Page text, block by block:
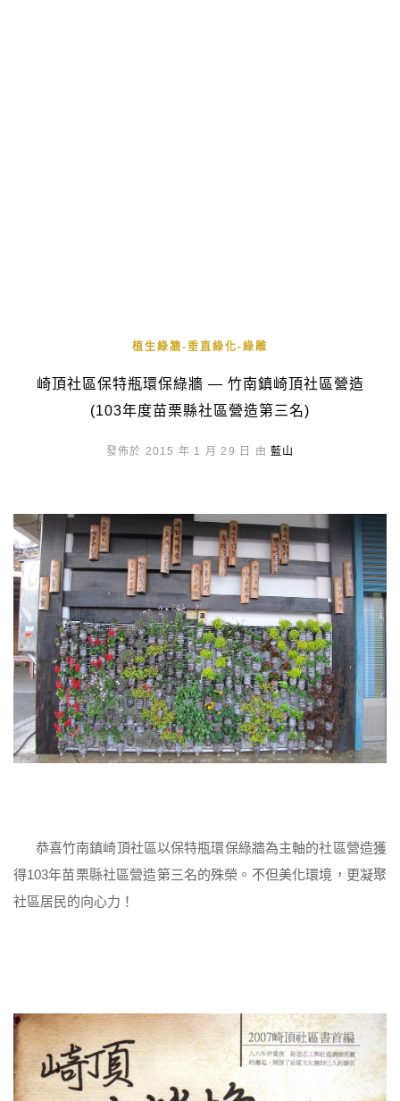
植生綠牆-垂直綠化-綠雕
崎頂社區保特瓶環保綠牆 — 竹南鎮崎頂社區營造
(103年度苗栗縣社區營造第三名)
發佈於 2015 年 1 月 29 日 由 藍山
恭喜竹南鎮崎頂社區以保特瓶環保綠牆為主軸的社區營造獲
得103年苗栗縣社區營造第三名的殊榮。不但美化環境，更凝聚
社區居民的向心力！